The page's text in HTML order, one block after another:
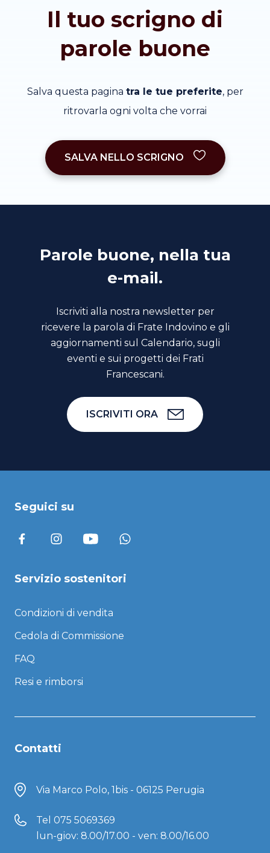
Il tuo scrigno di
parole buone
Salva questa pagina tra le tue preferite, per
ritrovarla ogni volta che vorrai
SALVA NELLO SCRIGNO
Parole buone, nella tua
e-mail.
Iscriviti alla nostra newsletter per
ricevere la parola di Frate Indovino e gli
aggiornamenti sul Calendario, sugli
eventi e sui progetti dei Frati
Francescani.
ISCRIVITI ORA
Seguici su
Servizio sostenitori
Condizioni di vendita
Cedola di Commissione
FAQ
Resi e rimborsi
Contatti
Via Marco Polo, 1bis - 06125 Perugia
Tel 075 5069369
lun-giov: 8.00/17.00 - ven: 8.00/16.00